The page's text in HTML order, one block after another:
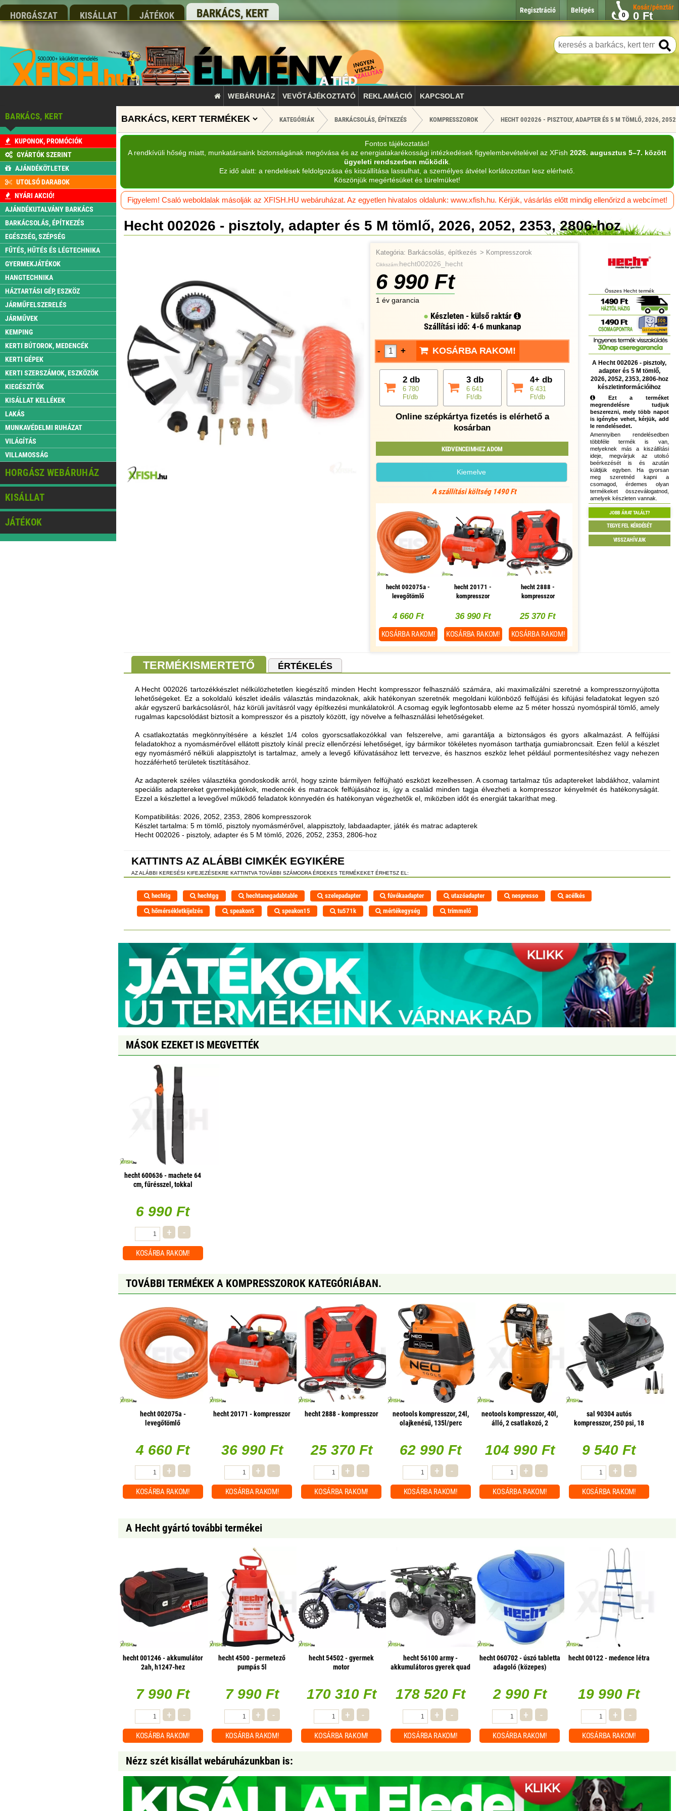
HORGÁSZAT KISÁLLAT JÁTÉKOK BARKÁCS, KERT 0
Kosár/pénztár
0 Ft
Belépés
Regisztráció
WEBÁRUHÁZ VEVŐTÁJÉKOZTATÓ REKLAMÁCIÓ KAPCSOLAT
BARKÁCS, KERT
KUPONOK, PROMÓCIÓK
GYÁRTÓK SZERINT
AJÁNDÉKÖTLETEK
UTOLSÓ DARABOK
NYÁRI AKCIÓ!
AJÁNDÉKUTALVÁNY BARKÁCS
BARKÁCSOLÁS, ÉPÍTKEZÉS
EGÉSZSÉG, SZÉPSÉG
FŰTÉS, HŰTÉS ÉS LÉGTECHNIKA
GYERMEKJÁTÉKOK
HANGTECHNIKA
HÁZTARTÁSI GÉP, ESZKÖZ
JÁRMŰFELSZERELÉS
JÁRMŰVEK
KEMPING
KERTI BÚTOROK, MEDENCÉK
KERTI GÉPEK
KERTI SZERSZÁMOK, ESZKÖZÖK
KIEGÉSZÍTŐK
KISÁLLAT KELLÉKEK
LAKÁS
MUNKAVÉDELMI RUHÁZAT
VILÁGÍTÁS
VILLAMOSSÁG
HORGÁSZ WEBÁRUHÁZ
KISÁLLAT
JÁTÉKOK
KATEGÓRIÁK BARKÁCSOLÁS, ÉPÍTKEZÉS KOMPRESSZOROK HECHT 002026 - PISZTOLY, ADAPTER ÉS 5 M TÖMLŐ, 2026,
Fontos tájékoztatás!
A rendkívüli hőség miatt, munkatársaink biztonságának megóvása és az energiatakarékossági intézkedések figyelembevételével az XFish 2026. augusztus 5–7. között
ügyeleti rendszerben működik.
Ez idő alatt: a rendelések feldolgozása és kiszállítása lassulhat, a személyes átvétel korlátozottan lesz elérhető.
Köszönjük megértésüket és türelmüket!
Figyelem! Csaló weboldalak másolják az XFISH.HU webáruházat. Az egyetlen hivatalos oldalunk: www.xfish.hu. Kérjük, vásárlás előtt mindig ellenőrizd a webcímet!
Hecht 002026 - pisztoly, adapter és 5 M tömlő, 2026, 2052, 2353, 2806-hoz
Kategória: Barkácsolás, építkezés > Kompresszorok
Cikkszám:hecht002026_hecht
6 990 Ft
1 év garancia
Készleten - külső raktár
Szállítási idő: 4-6 munkanap
- + KOSÁRBA RAKOM!
2 db
6 780
Ft/db
3 db
6 641
Ft/db
4+ db
6 431
Ft/db
Online szépkártya fizetés is elérhető a
kosárban
KEDVENCEIMHEZ ADOM
Kiemelve
A szállítási költség 1490 Ft
hecht 002075a -
levegőtömlő
4 660 Ft
KOSÁRBARAKOM!
hecht 20171 -
kompresszor
36 990 Ft
KOSÁRBA RAKOM!
hecht 2888 -
kompresszor
25 370 Ft
KOSÁRBARAKOM!
Összes Hecht termék
A Hecht 002026 - pisztoly,
adapter és 5 M tömlő,
2026, 2052, 2353, 2806-hoz
készletinformációihoz
Ezt a terméket
megrendelésre tudjuk
beszerezni, mely több napot
is igénybe vehet, kérjük, add
le rendelésedet.
Amennyiben rendelésedben
többféle termék is van,
melyeknek más a kiszállítási
ideje, megvárjuk az utolsó
beérkezését is és azután
küldjük egyben. Ha gyorsan
meg szeretnéd kapni a
csomagod, érdemes olyan
termékeket összeválogatnod,
amelyek készleten vannak.
JOBB ÁRAT TALÁLT?
TEGYE FEL KÉRDÉSÉT
VISSZAHÍVJUK
TERMÉKISMERTETŐ ÉRTÉKELÉS
A Hecht 002026 tartozékkészlet nélkülözhetetlen kiegészítő minden Hecht kompresszor felhasználó számára, aki maximalizálni szeretné a kompresszornyújtotta
lehetőségeket. Ez a sokoldalú készlet ideális választás mindazoknak, akik hatékonyan szeretnék megoldani különböző felfújási és kifújási feladatokat legyen szó
akár egyszerű barkácsolásról, ház körüli javításról vagy építkezési munkálatokról. A csomag egyik legfontosabb eleme az 5 méter hosszú nyomóspirál tömlő, amely
rugalmas kapcsolódást biztosít a kompresszor és a pisztoly között, így növelve a felhasználási lehetőségeket.
A csatlakoztatás megkönnyítésére a készlet 1/4 colos gyorscsatlakozókkal van felszerelve, ami garantálja a biztonságos és gyors alkalmazást. A felfújási
feladatokhoz a nyomásmérővel ellátott pisztoly kínál precíz ellenőrzési lehetőséget, így bármikor tökéletes nyomáson tarthatja gumiabroncsait. Ezen felül a készlet
egy nyomásmérő nélküli alappisztolyt is tartalmaz, amely a levegő kifúvatásához lett tervezve, és hasznos eszköz lehet például pormentesítéshez vagy nehezen
hozzáférhető területek tisztításához.
Az adapterek széles választéka gondoskodik arról, hogy szinte bármilyen felfújható eszközt kezelhessen. A csomag tartalmaz tűs adaptereket labdákhoz, valamint
speciális adaptereket gyermekjátékok, medencék és matracok felfújásához is, így a család minden tagja élvezheti a kompresszor kényelmét és hatékonyságát.
Ezzel a készlettel a levegővel működő feladatok könnyedén és hatékonyan végezhetők el, miközben időt és energiát takaríthat meg.
Kompatibilitás: 2026, 2052, 2353, 2806 kompresszorok
Készlet tartalma: 5 m tömlő, pisztoly nyomásmérővel, alappisztoly, labdaadapter, játék és matrac adapterek
Hecht 002026 - pisztoly, adapter és 5 M tömlő, 2026, 2052, 2353, 2806-hoz
KATTINTS AZ ALÁBBI CIMKÉK EGYIKÉRE
AZ ALÁBBI KERESÉSI KIFEJEZÉSEKRE KATTINTVA TOVÁBBI SZÁMODRA ÉRDEKES TERMÉKEKET ÉRHETSZ EL:
hechtig hechtgg hechtanegadabtable szelepadapter fúvókaadapter utazóadapter nespresso
acélkés
hőmérsékletkijelzés
speakon5 speakon15 tu571k mértékegység trimmelő
MÁSOK EZEKET IS MEGVETTÉK
hecht 600636 - machete 64
cm, fűrésszel, tokkal
6 990 Ft
+ -
KOSÁRBA RAKOM!
TOVÁBBI TERMÉKEK A KOMPRESSZOROK KATEGÓRIÁBAN.
hecht 002075a -
levegőtömlő
4 660 Ft
+ -
KOSÁRBA RAKOM!
hecht 20171 - kompresszor
36 990 Ft
+ -
KOSÁRBARAKOM!
hecht 2888 - kompresszor
25 370 Ft
+ -
KOSÁRBA RAKOM!
neotools kompresszor, 24l,
olajkenésű, 135l/perc
62 990 Ft
+ -
KOSÁRBARAKOM!
neotools kompresszor, 40l,
álló, 2 csatlakozó, 2
104 990 Ft
+ -
KOSÁRBARAKOM!
sal 90304 autós
kompresszor, 250 psi, 18
9 540 Ft
+ -
KOSÁRBA RAKOM!
A Hecht gyártó további termékei
hecht 001246 - akkumulátor
2ah, h1247-hez
7 990 Ft
+ -
KOSÁRBA RAKOM!
hecht 4500 - permetező
pumpás 5l
7 990 Ft
+ -
KOSÁRBARAKOM!
hecht 54502 - gyermek
motor
170 310 Ft
+ -
KOSÁRBA RAKOM!
hecht 56100 army -
akkumulátoros gyerek quad
178 520 Ft
+ -
KOSÁRBARAKOM!
hecht 060702 - úszó tabletta
adagoló (közepes)
2 990 Ft
+ -
KOSÁRBARAKOM!
hecht 00122 - medence létra
19 990 Ft
+ -
KOSÁRBA RAKOM!
Nézz szét kisállat webáruházunkban is: